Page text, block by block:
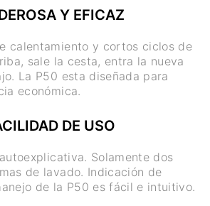
Y EFICAZ
calentamiento y cortos ciclos de
sale la cesta, entra la nueva
La P50 esta diseñada para
económica.
DE USO
Solamente dos
de lavado. Indicación de
de la P50 es fácil e intuitivo.